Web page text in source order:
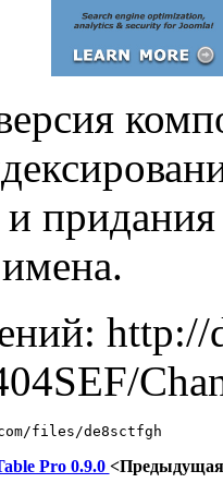
http://
files/de8sctfgh
Pro 0.9.0 <Предыдущая